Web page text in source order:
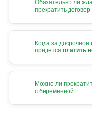
Обязательно ли
прекратить договор
Когда за
придется платить
Можно ли
с беременной